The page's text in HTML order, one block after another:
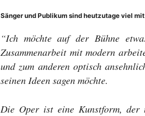
Sänger und Publikum sind heutzutage viel
“Ich möchte auf der Bühne
Zusammenarbeit mit modern
und zum anderen optisch
seinen Ideen sagen möchte.
Die Oper ist eine Kunstform, der